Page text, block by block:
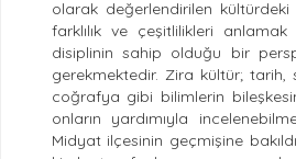
olarak değerlendirilen kültürdeki
farklılık ve çeşitlilikleri
disiplinin sahip olduğu bir
gerekmektedir. Zira kültür;
coğrafya gibi bilimlerin
onların yardımıyla
Midyat ilçesinin geçmişine